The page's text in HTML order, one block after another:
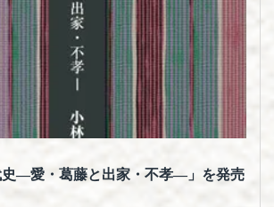
史―愛・葛藤と出家・不孝―」を発売